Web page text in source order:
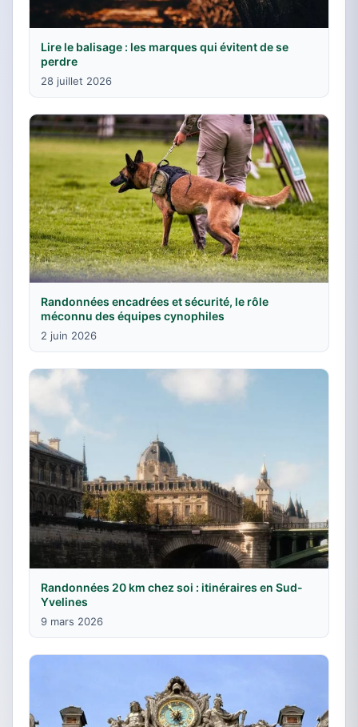
Lire le balisage : les marques qui évitent de se
perdre
28 juillet 2026
Randonnées encadrées et sécurité, le rôle
méconnu des équipes cynophiles
2 juin 2026
Randonnées 20 km chez soi : itinéraires en Sud-
Yvelines
9 mars 2026